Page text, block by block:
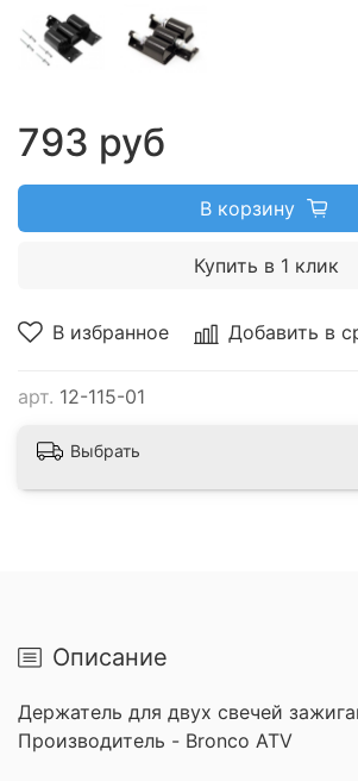
В избранное Добавить в
арт. 12-115-01
793 руб
В корзину
Купить в 1 клик
Выбрать
Описание
Держатель для двух свечей
Производитель - Bronco ATV